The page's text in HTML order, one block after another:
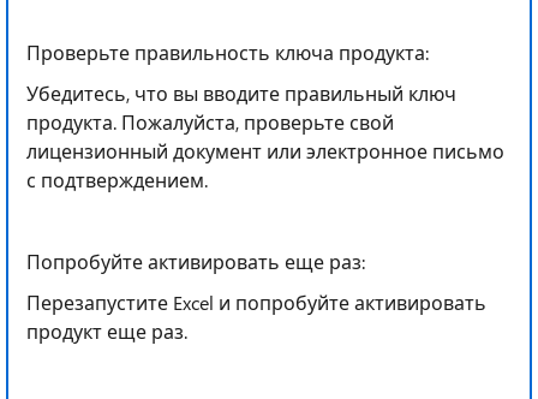
Проверьте правильность ключа продукта:
Убедитесь, что вы вводите правильный ключ
продукта. Пожалуйста, проверьте свой
лицензионный документ или электронное письмо
с подтверждением.
Попробуйте активировать еще раз:
Перезапустите Excel и попробуйте активировать
продукт еще раз.